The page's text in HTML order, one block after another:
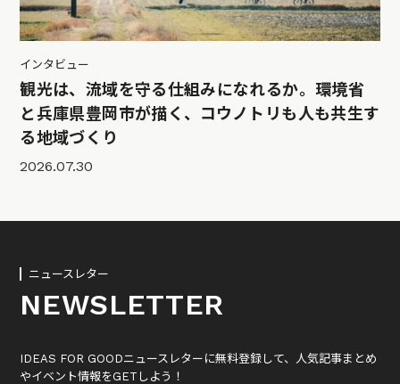
インタビュー
観光は、流域を守る仕組みになれるか。環境省
と兵庫県豊岡市が描く、コウノトリも人も共生す
る地域づくり
2026.07.30
ニュースレター
NEWSLETTER
IDEAS FOR GOODニュースレターに無料登録して、人気記事まとめ
やイベント情報をGETしよう！